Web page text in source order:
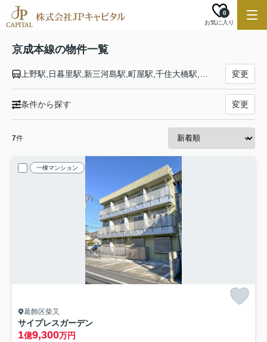
お気に入り
0
京成本線の物件一覧
変更
条件から探す 変更
7件
一棟マンション
葛飾区柴又
サイプレスガーデン
1億9,300万円